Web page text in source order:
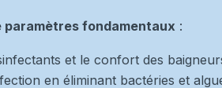
paramètres fondamentaux :
et le confort des
en éliminant bactéries et